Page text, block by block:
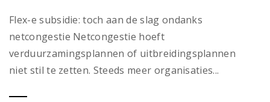
Flex-e subsidie: toch aan de slag ondanks
netcongestie Netcongestie hoeft
verduurzamingsplannen of uitbreidingsplannen
niet stil te zetten. Steeds meer organisaties...